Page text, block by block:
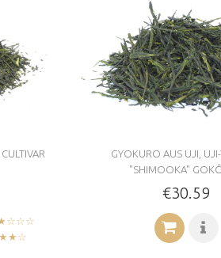
GYOKURO AUS UJI, UJI-
"SHIMOOKA"
€30.59